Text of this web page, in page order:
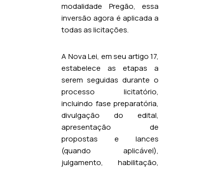
modalidade Pregão, essa
inversão agora é aplicada a
todas as licitações.
A Nova Lei, em seu artigo 17,
estabelece as etapas a
serem seguidas durante o
processo licitatório,
incluindo fase preparatória,
divulgação do edital,
apresentação de
propostas e lances
(quando aplicável),
julgamento, habilitação,